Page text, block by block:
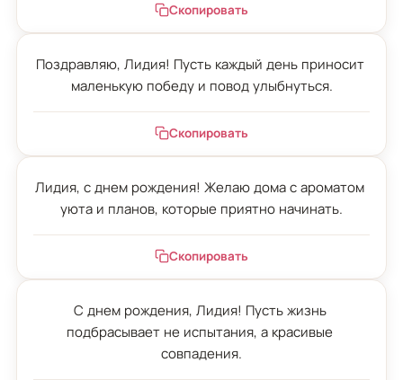
Скопировать
Поздравляю, Лидия! Пусть каждый день приносит
маленькую победу и повод улыбнуться.
Скопировать
Лидия, с днем рождения! Желаю дома с ароматом
уюта и планов, которые приятно начинать.
Скопировать
С днем рождения, Лидия! Пусть жизнь
подбрасывает не испытания, а красивые
совпадения.